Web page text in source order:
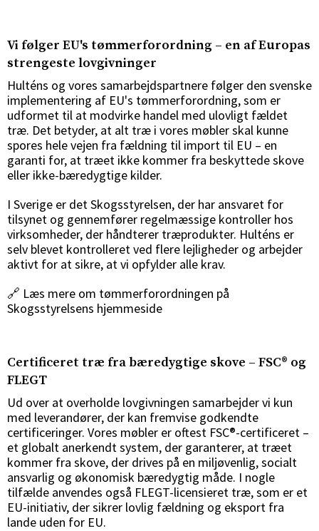
Sverige
Danmark
Vi følger EU's tømmerforordning – en af Europas
strengeste lovgivninger
Hulténs og vores samarbejdspartnere følger den svenske
implementering af EU's tømmerforordning, som er
udformet til at modvirke handel med ulovligt fældet
træ. Det betyder, at alt træ i vores møbler skal kunne
spores hele vejen fra fældning til import til EU – en
garanti for, at træet ikke kommer fra beskyttede skove
eller ikke-bæredygtige kilder.
I Sverige er det Skogsstyrelsen, der har ansvaret for
tilsynet og gennemfører regelmæssige kontroller hos
virksomheder, der håndterer træprodukter. Hulténs er
selv blevet kontrolleret ved flere lejligheder og arbejder
aktivt for at sikre, at vi opfylder alle krav.
🔗 Læs mere om tømmerforordningen på
Skogsstyrelsens hjemmeside
Certificeret træ fra bæredygtige skove – FSC® og
FLEGT
Ud over at overholde lovgivningen samarbejder vi kun
med leverandører, der kan fremvise godkendte
certificeringer. Vores møbler er oftest FSC®-certificeret –
et globalt anerkendt system, der garanterer, at træet
kommer fra skove, der drives på en miljøvenlig, socialt
ansvarlig og økonomisk bæredygtig måde. I nogle
tilfælde anvendes også FLEGT-licensieret træ, som er et
EU-initiativ, der sikrer lovlig fældning og eksport fra
lande uden for EU.